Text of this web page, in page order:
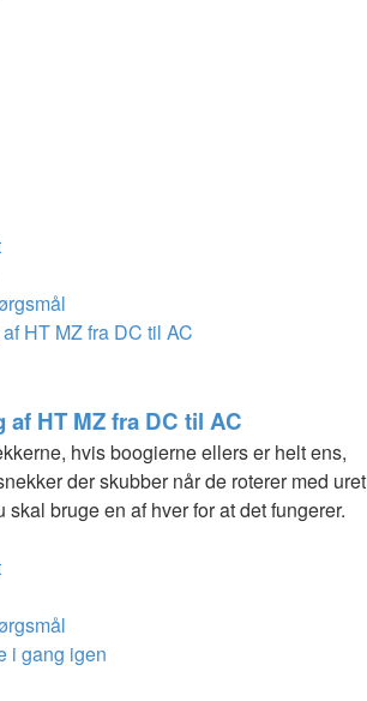
HT MZ fra DC til AC
af HT MZ fra DC til AC
hvis boogierne ellers er helt ens,
der skubber når de roterer med uret
bruge en af hver for at det fungerer.
i gang igen